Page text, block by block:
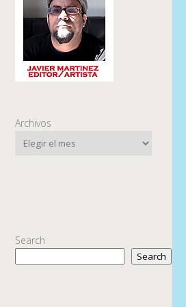
Archivos
Search
Search